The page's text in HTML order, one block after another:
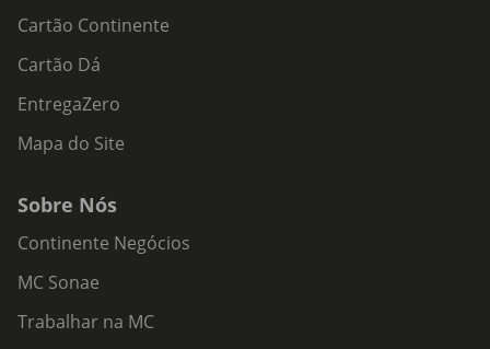
Cartão Continente
Cartão Dá
EntregaZero
Mapa do Site
Sobre Nós
Continente Negócios
MC Sonae
Trabalhar na MC